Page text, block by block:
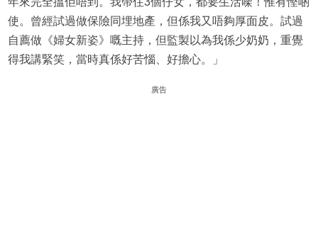
使。曾經試過做保險同埋地產，但係我又唔夠厚面皮。試過
自薦做《婦女新姿》嘅主持，但監製以為我係少奶奶，重覺
得我講緊笑，當時真係好苦惱、好擔心。」
廣告